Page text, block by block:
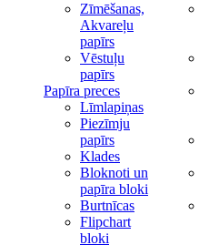
Zīmēšanas,
Akvareļu
papīrs
Vēstuļu
papīrs
Papīra preces
Līmlapiņas
Piezīmju
papīrs
Klades
Bloknoti un
papīra bloki
Burtnīcas
Flipchart
bloki